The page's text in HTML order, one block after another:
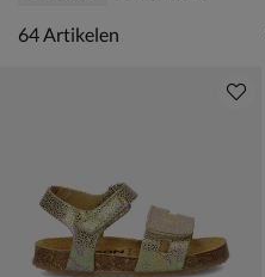
64 artikelen
64Artikelen